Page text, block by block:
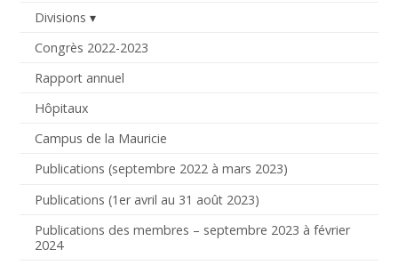
Divisions
Congrès 2022-2023
Rapport annuel
Hôpitaux
Campus de la Mauricie
Publications (septembre 2022 à mars 2023)
Publications (1er avril au 31 août 2023)
Publications des membres – septembre 2023 à février
2024